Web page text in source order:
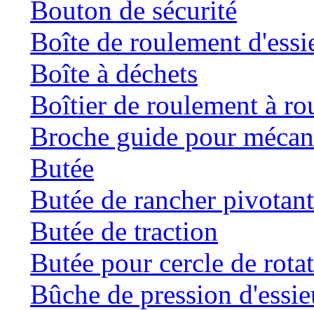
Bouton de sécurité
Boîte de roulement
Boîte à déchets
Boîtier de roulement à
Broche guide pour
Butée
Butée de rancher
Butée de traction
Butée pour cercle de
Bûche de pression